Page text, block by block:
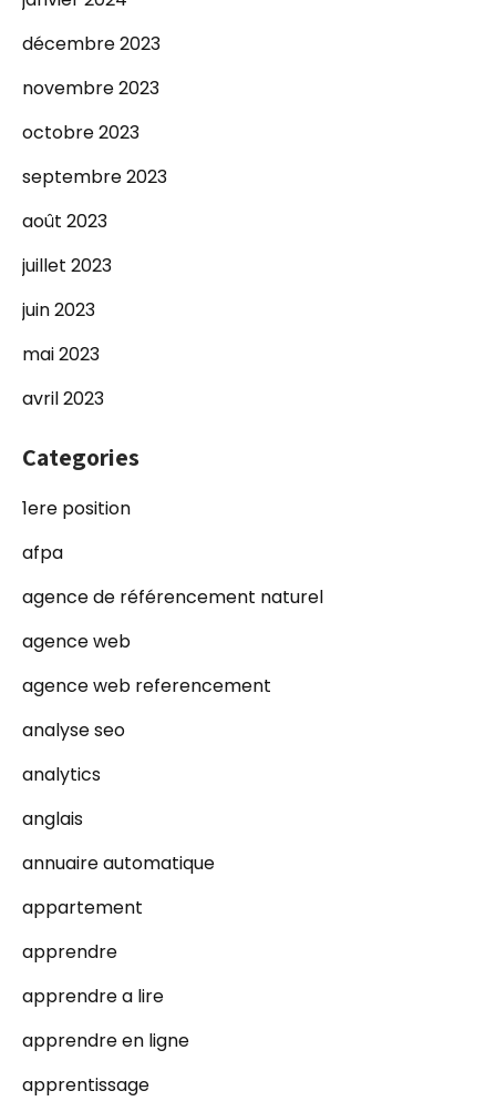
décembre 2023
novembre 2023
octobre 2023
septembre 2023
août 2023
juillet 2023
juin 2023
mai 2023
avril 2023
Categories
1ere position
afpa
agence de référencement naturel
agence web
agence web referencement
analyse seo
analytics
anglais
annuaire automatique
appartement
apprendre
apprendre a lire
apprendre en ligne
apprentissage